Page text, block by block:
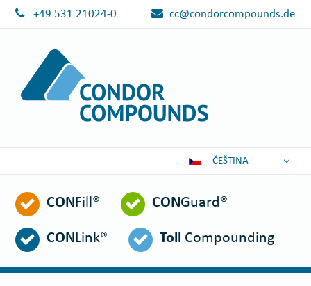
+49 531 21024-0 cc@condorcompounds.de
ENGLISH
POLSKI
FRANÇAIS
ČEŠTINA
CONFill® CONGuard®
CONLink® Toll Compounding